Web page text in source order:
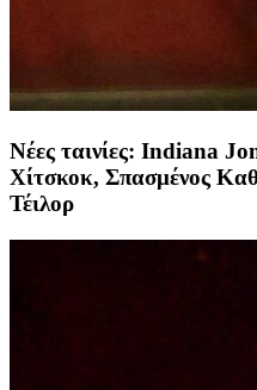
Νέες ταινίες: Indiana
Χίτσκοκ, Σπασμένος
Τέιλορ